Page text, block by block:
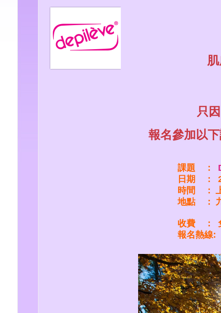
肌膚倍感
只因
報名參加以
課題 :
日期 : 2018
時間 : 上午
地點 : 九龍荔
收費 : 免
報名熱線: